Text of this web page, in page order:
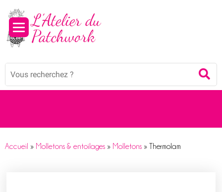
Mots
Accueil » Molletons & entoilages » Molletons » Thermolam
Panneau de gestion des cookies